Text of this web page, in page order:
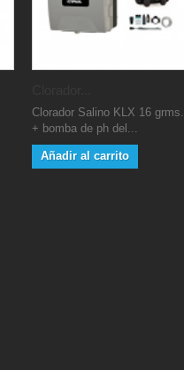
Clorador Salino KLX 16 grms.
+ bomba de ph del...
Añadir al carrito